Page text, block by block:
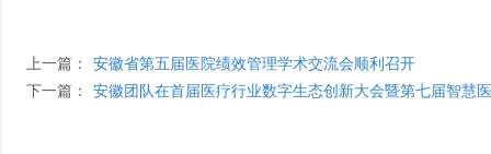
上一篇：
安徽省第五届医院绩效管理学术交流会顺利召开
下一篇：
安徽团队在首届医疗行业数字生态创新大会暨第七届智慧